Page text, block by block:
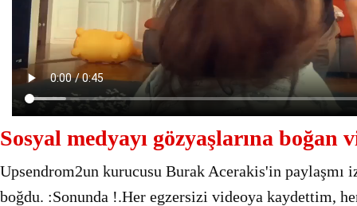
Sosyal medyayı gözyaşlarına boğan
Upsendrom2un kurucusu Burak Acerakis'in paylaşmı
boğdu. :Sonunda !.Her egzersizi videoya kaydettim,